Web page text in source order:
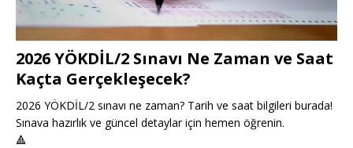
2026 YÖKDİL/2 Sınavı Ne Zaman ve Saat
Kaçta Gerçekleşecek?
2026 YÖKDİL/2 sınavı ne zaman? Tarih ve saat bilgileri burada!
Sınava hazırlık ve güncel detaylar için hemen öğrenin.
🔺